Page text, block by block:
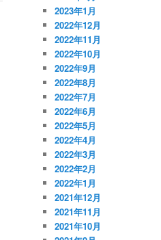
2023年1月
2022年12月
2022年11月
2022年10月
2022年9月
2022年8月
2022年7月
2022年6月
2022年5月
2022年4月
2022年3月
2022年2月
2022年1月
2021年12月
2021年11月
2021年10月